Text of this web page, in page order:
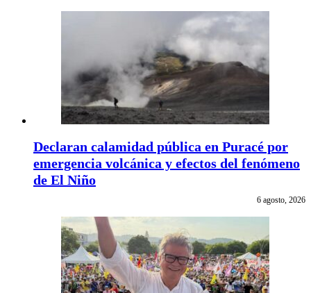
Declaran calamidad pública en Puracé por
emergencia volcánica y efectos del fenómeno
de El Niño
6 agosto, 2026